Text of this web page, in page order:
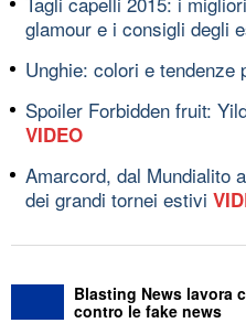
glamour e i consigli degli
Unghie: colori e tendenze
Spoiler Forbidden fruit:
VIDEO
Amarcord, dal Mundialito
dei grandi tornei estivi
Blasting News lavora
contro le fake news